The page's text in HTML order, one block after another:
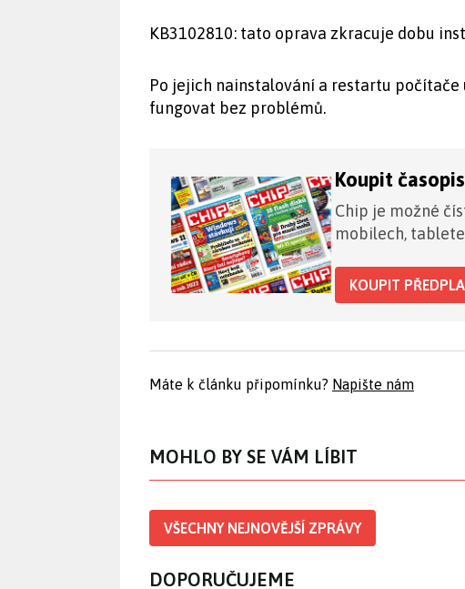
KB3102810: tato oprava zkracuje dobu
Po jejich nainstalování a restartu
fungovat bez problémů.
Koupit
Chip je možné
mobilech,
KOUPIT
Máte k článku připomínku? Napište nám
MOHLO BY SE VÁM LÍBIT
VŠECHNY NEJNOVĚJŠÍ ZPRÁVY
DOPORUČUJEME